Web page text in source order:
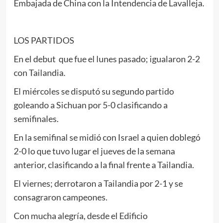
Embajada de China con la Intendencia de Lavalleja.
LOS PARTIDOS
En el debut que fue el lunes pasado; igualaron 2-2
con Tailandia.
El miércoles se disputó su segundo partido
goleando a Sichuan por 5-0 clasificando a
semifinales.
En la semifinal se midió con Israel a quien doblegó
2-0 lo que tuvo lugar el jueves de la semana
anterior, clasificando a la final frente a Tailandia.
El viernes; derrotaron a Tailandia por 2-1 y se
consagraron campeones.
Con mucha alegría, desde el Edificio